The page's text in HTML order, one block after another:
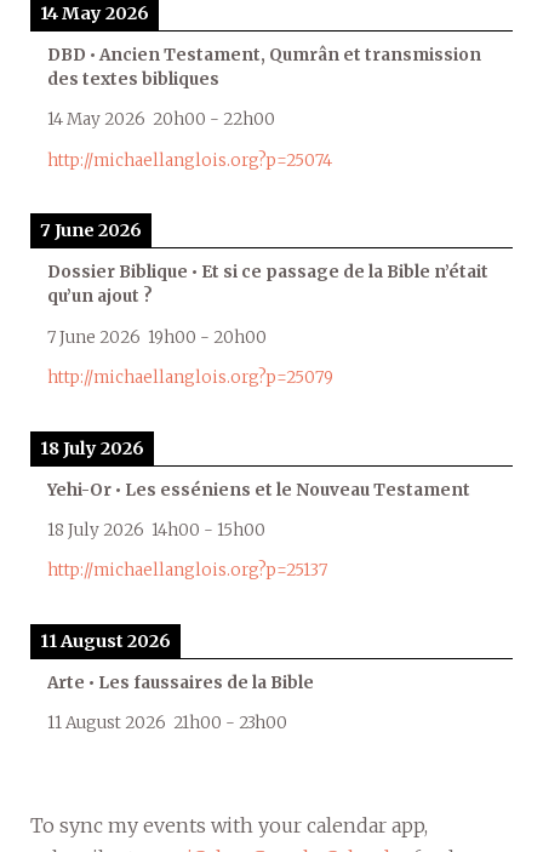
14 May 2026
DBD • Ancien Testament, Qumrân et transmission
des textes bibliques
14 May 2026 20h00 - 22h00
http://michaellanglois.org?p=25074
7 June 2026
Dossier Biblique • Et si ce passage de la Bible n’était
qu’un ajout ?
7 June 2026 19h00 - 20h00
http://michaellanglois.org?p=25079
18 July 2026
Yehi-Or • Les esséniens et le Nouveau Testament
18 July 2026 14h00 - 15h00
http://michaellanglois.org?p=25137
11 August 2026
Arte • Les faussaires de la Bible
11 August 2026 21h00 - 23h00
To sync my events with your calendar app,